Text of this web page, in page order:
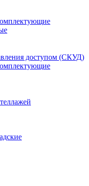
доступом (СКУД)